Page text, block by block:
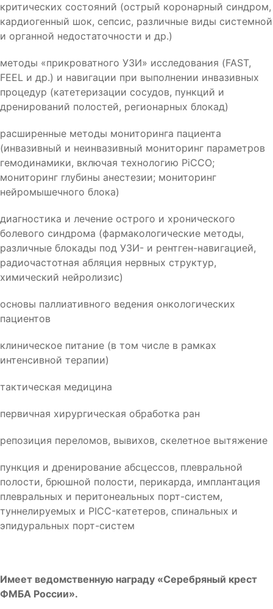
критических состояний (острый коронарный синдром,
кардиогенный шок, сепсис, различные виды системной
и органной недостаточности и др.)
методы «прикроватного УЗИ» исследования (FAST,
FEEL и др.) и навигации при выполнении инвазивных
процедур (катетеризации сосудов, пункций и
дренирований полостей, регионарных блокад)
расширенные методы мониторинга пациента
(инвазивный и неинвазивный мониторинг параметров
гемодинамики, включая технологию PiCCO;
мониторинг глубины анестезии; мониторинг
нейромышечного блока)
диагностика и лечение острого и хронического
болевого синдрома (фармакологические методы,
различные блокады под УЗИ- и рентген-навигацией,
радиочастотная абляция нервных структур,
химический нейролизис)
основы паллиативного ведения онкологических
пациентов
клиническое питание (в том числе в рамках
интенсивной терапии)
тактическая медицина
первичная хирургическая обработка ран
репозиция переломов, вывихов, скелетное вытяжение
пункция и дренирование абсцессов, плевральной
полости, брюшной полости, перикарда, имплантация
плевральных и перитонеальных порт-систем,
туннелируемых и PICC-катетеров, спинальных и
эпидуральных порт-систем
Имеет ведомственную награду «Серебряный крест
ФМБА России».